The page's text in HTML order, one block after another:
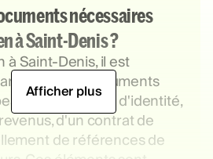
nécessaires
à Saint-Denis ?
à Saint-Denis, il est
certains documents
d'une pièce d'identité,
d'un contrat de
de références de
Afficher plus